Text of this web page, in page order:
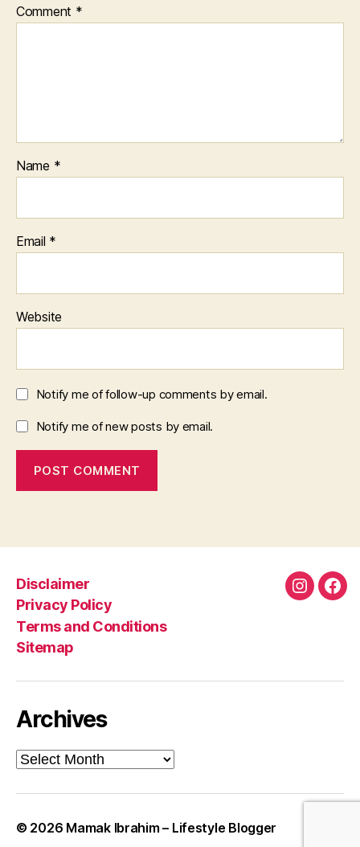
Comment *
Name *
Email *
Website
Notify me of follow-up comments by email.
Notify me of new posts by email.
Disclaimer
Privacy Policy
Terms and Conditions
Sitemap
Archives
Archives
© 2026 Mamak Ibrahim – Lifestyle Blogger